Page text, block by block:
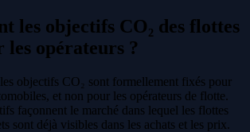
les objectifs CO₂ des flottes
opérateurs ?
objectifs CO₂ sont formellement fixés pour
et non pour les opérateurs de flotte.
façonnent le marché dans lequel les flottes
sont déjà visibles dans les achats et les prix.